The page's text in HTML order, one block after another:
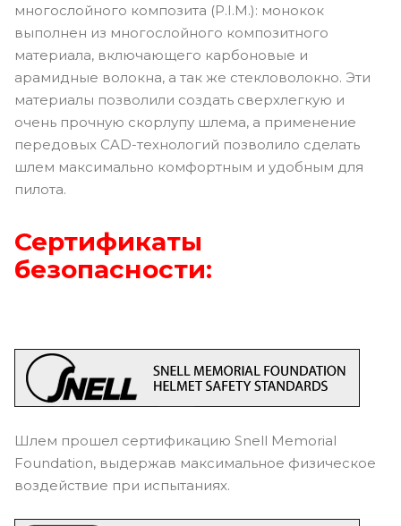
многослойного композита (P.I.M.): монокок
выполнен из многослойного композитного
материала, включающего карбоновые и
арамидные волокна, а так же стекловолокно. Эти
материалы позволили создать сверхлегкую и
очень прочную скорлупу шлема, а применение
передовых CAD-технологий позволило сделать
шлем максимально комфортным и удобным для
пилота.
Сертификаты
безопасности:
Шлем прошел сертификацию Snell Memorial
Foundation, выдержав максимальное физическое
воздействие при испытаниях.